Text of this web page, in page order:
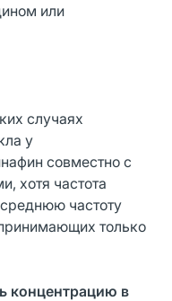
или
случаях
у
совместно с
хотя частота
частоту
только
концентрацию в